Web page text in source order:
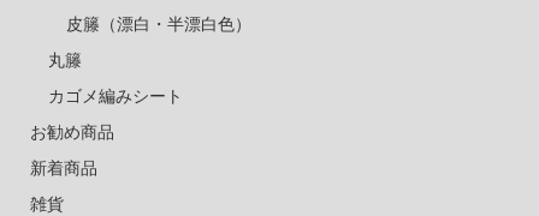
皮籐（漂白・半漂白色）
丸籐
カゴメ編みシート
お勧め商品
新着商品
雑貨